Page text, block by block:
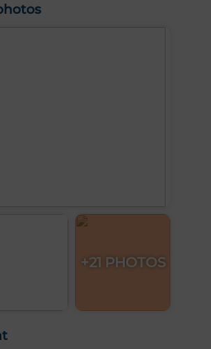
+21 PHOTOS